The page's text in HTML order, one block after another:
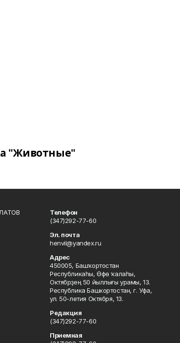
"Животные"
Телефон
(347)292-77-60
Эл. почта
henvil@yandex.ru
Адрес
450005, Башҡортостан
Республикаһы, Өфө ҡалаһы,
Октябрҙең 50 йыллығы урамы, 13.
Республика Башкортостан, г. Уфа,
ул. 50-летия Октября, 13.
Редакция
(347)292-77-60
Приемная